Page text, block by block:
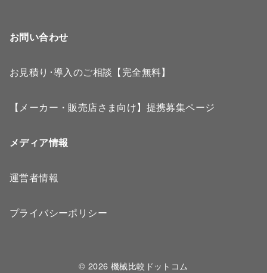
お問い合わせ
お見積り･導入のご相談【完全無料】
【メーカー・販売店さま向け】提携募集ページ
メディア情報
運営者情報
プライバシーポリシー
© 2026機械比較ドットコム